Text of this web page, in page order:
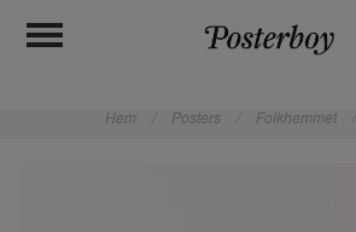
Hem Posters Folkhemmet